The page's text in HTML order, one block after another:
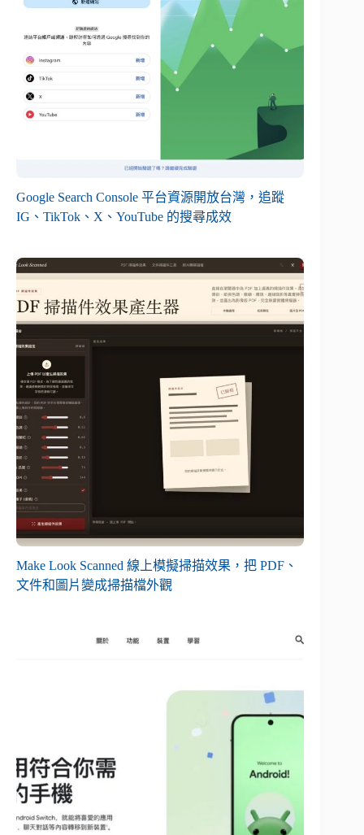
Google Search Console 平台資源開放台灣，追蹤
IG、TikTok、X、YouTube 的搜尋成效
Make Look Scanned 線上模擬掃描效果，把 PDF、
文件和圖片變成掃描檔外觀